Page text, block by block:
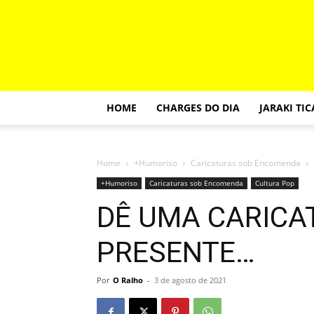
HOME CHARGES DO DIA JARAKI
Home +Humoriso Caricaturas sob Encomenda
+Humoriso Caricaturas sob Encomenda Cultura Pop
DÊ UMA
PRESENTE…
Por O Ralho - 3 de agosto de 2021